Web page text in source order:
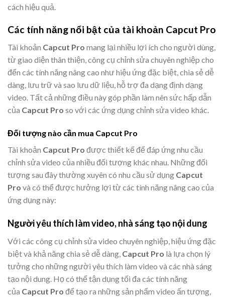
cách hiệu quả.
Các tính năng nổi bật của tài khoản Capcut Pro
Tài khoản Capcut Pro mang lại nhiều lợi ích cho người dùng,
từ giao diện thân thiện, công cụ chỉnh sửa chuyên nghiệp cho
đến các tính năng nâng cao như hiệu ứng đặc biệt, chia sẻ dễ
dàng, lưu trữ và sao lưu dữ liệu, hỗ trợ đa dạng định dạng
video. Tất cả những điều này góp phần làm nên sức hấp dẫn
của Capcut Pro so với các ứng dụng chỉnh sửa video khác.
Đối tượng nào cần mua Capcut Pro
Tài khoản Capcut Pro được thiết kế để đáp ứng nhu cầu
chỉnh sửa video của nhiều đối tượng khác nhau. Những đối
tượng sau đây thường xuyên có nhu cầu sử dụng Capcut
Pro và có thể được hưởng lợi từ các tính năng nâng cao của
ứng dụng này:
Người yêu thích làm video, nhà sáng tạo nội dung
Với các công cụ chỉnh sửa video chuyên nghiệp, hiệu ứng đặc
biệt và khả năng chia sẻ dễ dàng, Capcut Pro là lựa chọn lý
tưởng cho những người yêu thích làm video và các nhà sáng
tạo nội dung. Họ có thể tận dụng tối đa các tính năng
của Capcut Pro để tạo ra những sản phẩm video ấn tượng,